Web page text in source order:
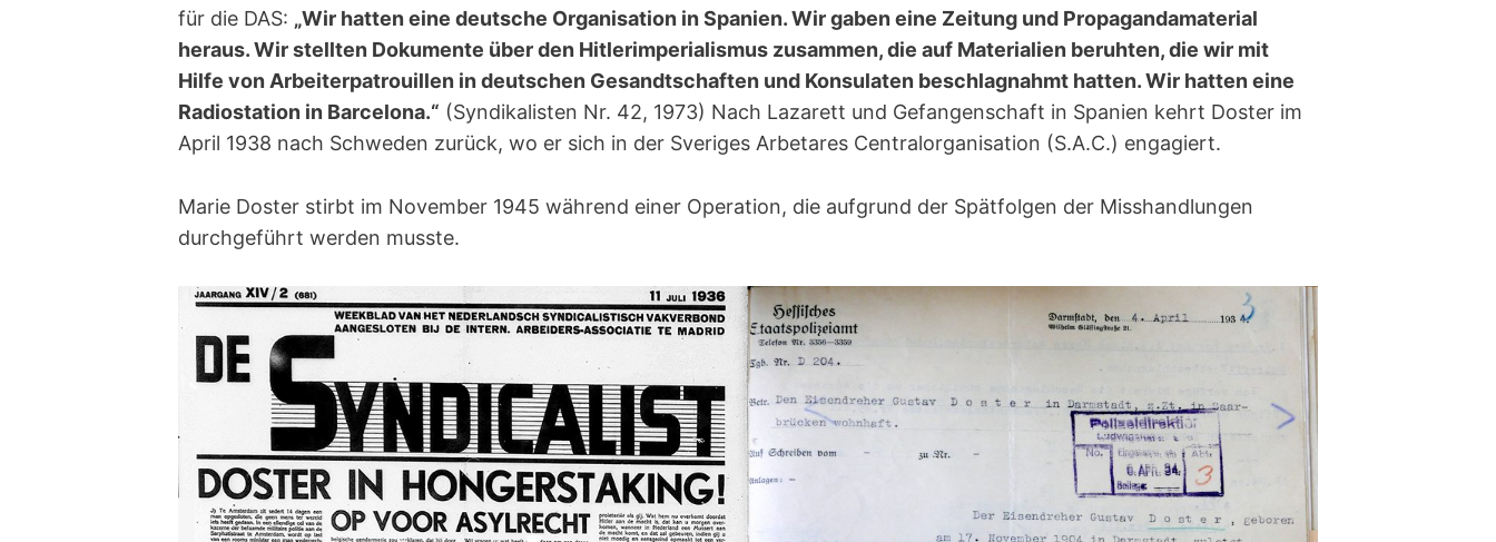
für die DAS: „Wir hatten eine deutsche Organisation in Spanien. Wir gaben eine Zeitung und Propagandamaterial
heraus. Wir stellten Dokumente über den Hitlerimperialismus zusammen, die auf Materialien beruhten, die wir mit
Hilfe von Arbeiterpatrouillen in deutschen Gesandtschaften und Konsulaten beschlagnahmt hatten. Wir hatten eine
Radiostation in Barcelona.“ (Syndikalisten Nr. 42, 1973) Nach Lazarett und Gefangenschaft in Spanien kehrt Doster im
April 1938 nach Schweden zurück, wo er sich in der Sveriges Arbetares Centralorganisation (S.A.C.) engagiert.
Marie Doster stirbt im November 1945 während einer Operation, die aufgrund der Spätfolgen der Misshandlungen
durchgeführt werden musste.